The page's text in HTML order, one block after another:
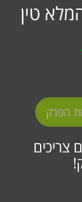
ספיידרז פרק 35 המלא טין
הפרק